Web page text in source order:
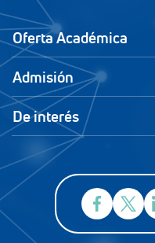
Oferta Académica
Admisión
De interés